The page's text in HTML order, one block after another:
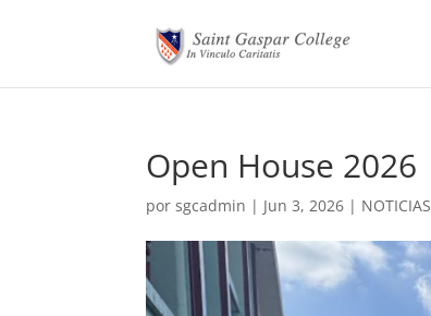
Open House 2026
porsgcadmin | Jun 3, 2026 | NOTICIAS